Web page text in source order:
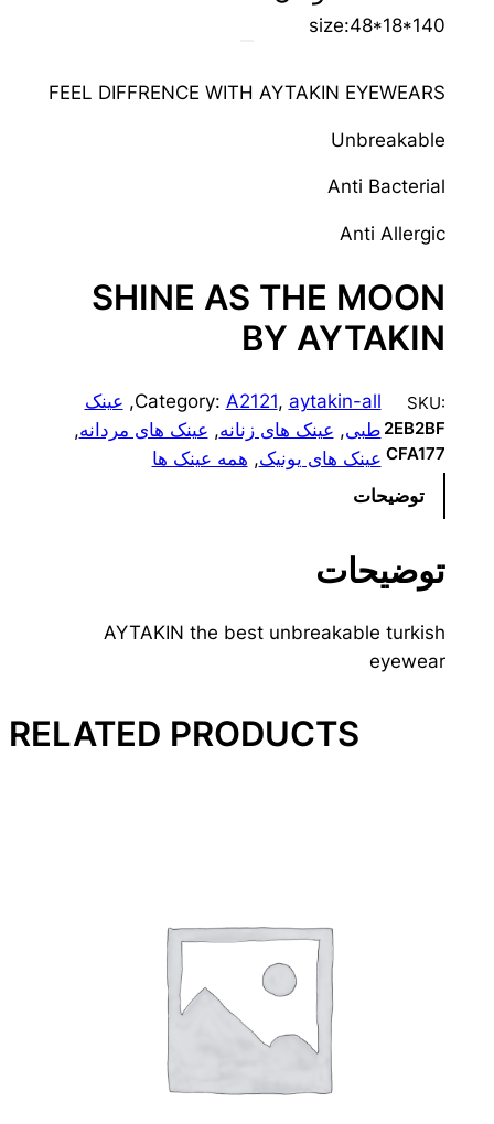
size:48*18*140
FEEL DIFFRENCE WITH AYTAKIN EYEWEARS
Unbreakable
Anti Bacterial
Anti Allergic
SHINE AS THE MOON
BY AYTAKIN
SKU:
2EB2BF
CFA177
Category: A2121, aytakin-all
, عینک
طبی, عینک های زنانه, عینک های مردانه,
عینک های یونیک, همه عینک ها
توضیحات
توضیحات
AYTAKIN the best unbreakable turkish
eyewear
RELATED PRODUCTS